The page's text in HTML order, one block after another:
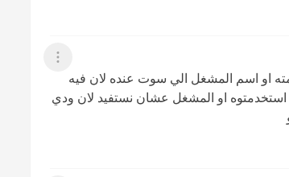
عرض القائمة
او اسم المشغل الي سوت عنده لان فيه
استخدمتوه او المشغل عشان نستفيد لان ودي